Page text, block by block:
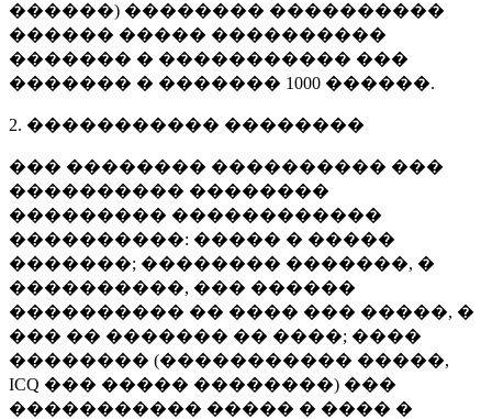
������) �������� ����������
������ ����� ����������
������� � ����������� ���
������� � ������� 1000 ������.
2. ����������� ��������
��� �������� ���������� ���
���������� ��������
��������� ������������
����������: ����� � �����
�������; �������� �������, �
����������, ��� ������
���������� �� ���� ��� �����, �
��� �� ������� �� ����; ����
�������� (����������� �����,
ICQ ��� ����� ��������) ���
����������� ����� � ���� �